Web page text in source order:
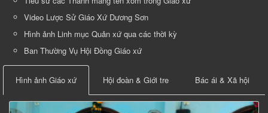
Video Lược Sử Giáo Xứ Dương Sơn
Hình ảnh Linh mục Quản xứ qua các thời kỳ
Ban Thường Vụ Hội Đồng Giáo xứ
Hình ảnh Giáo xứ Hội đoàn & Giới tre Bác ái & Xã hội